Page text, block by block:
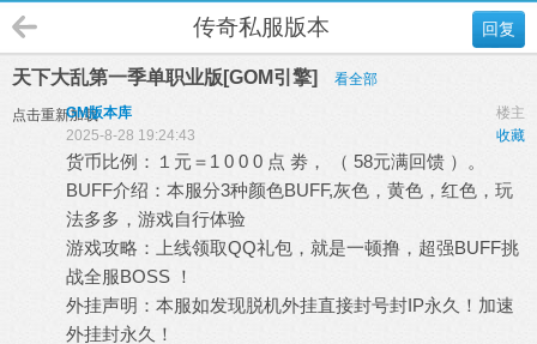
回复
传奇私服版本
天下大乱第一季单职业版[GOM引擎] 看全部
点击重新加载 楼主
GM版本库
收藏
2025-8-28 19:24:43
货币比例：１元＝1 0 0 0 点 劵， （ 58元满回馈 ）。
BUFF介绍：本服分3种颜色BUFF,灰色，黄色，红色，玩
法多多，游戏自行体验
游戏攻略：上线领取QQ礼包，就是一顿撸，超强BUFF挑
战全服BOSS ！
外挂声明：本服如发现脱机外挂直接封号封IP永久！加速
外挂封永久！